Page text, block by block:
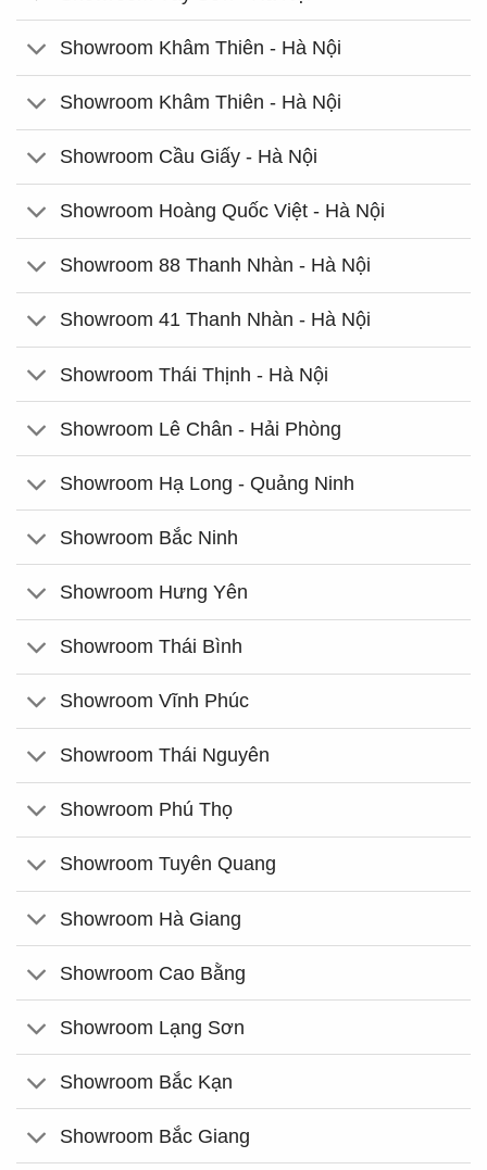
Showroom Khâm Thiên - Hà Nội
Showroom Khâm Thiên - Hà Nội
Showroom Cầu Giấy - Hà Nội
Showroom Hoàng Quốc Việt - Hà Nội
Showroom 88 Thanh Nhàn - Hà Nội
Showroom 41 Thanh Nhàn - Hà Nội
Showroom Thái Thịnh - Hà Nội
Showroom Lê Chân - Hải Phòng
Showroom Hạ Long - Quảng Ninh
Showroom Bắc Ninh
Showroom Hưng Yên
Showroom Thái Bình
Showroom Vĩnh Phúc
Showroom Thái Nguyên
Showroom Phú Thọ
Showroom Tuyên Quang
Showroom Hà Giang
Showroom Cao Bằng
Showroom Lạng Sơn
Showroom Bắc Kạn
Showroom Bắc Giang